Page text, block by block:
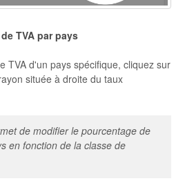
TVA par pays
TVA d'un pays spécifique, cliquez sur
située à droite du taux
de modifier le pourcentage de
en fonction de la classe de